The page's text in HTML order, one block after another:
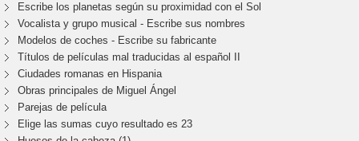
Escribe los planetas según su proximidad con el Sol
Vocalista y grupo musical - Escribe sus nombres
Modelos de coches - Escribe su fabricante
Títulos de películas mal traducidas al español II
Ciudades romanas en Hispania
Obras principales de Miguel Ángel
Parejas de película
Elige las sumas cuyo resultado es 23